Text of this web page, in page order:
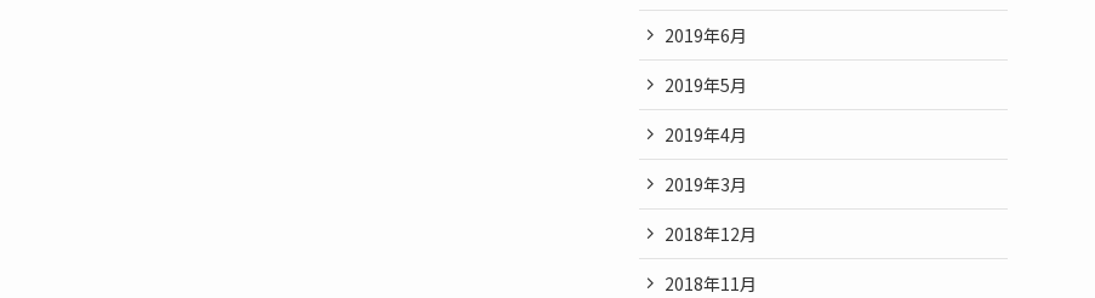
2019年6月
2019年5月
2019年4月
2019年3月
2018年12月
2018年11月